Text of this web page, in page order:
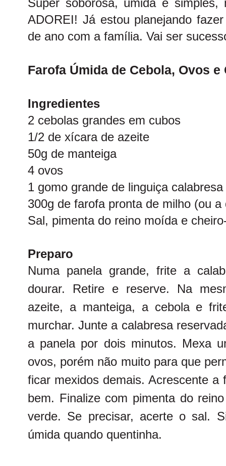
ADOREI! Já estou planejando
de ano com a família. Vai ser
Farofa Úmida de Cebola, Ovos e
Ingredientes
2 cebolas grandes em cubos
1/2 de xícara de azeite
50g de manteiga
4 ovos
1 gomo grande de linguiça
300g de farofa pronta de milho (ou
Sal, pimenta do reino moída e
Preparo
Numa panela grande, frite a
dourar. Retire e reserve. Na
azeite, a manteiga, a cebola e
murchar. Junte a calabresa
a panela por dois minutos. Mexa
ovos, porém não muito para que
ficar mexidos demais. Acrescente a
bem. Finalize com pimenta do
verde. Se precisar, acerte o sal.
úmida quando quentinha.